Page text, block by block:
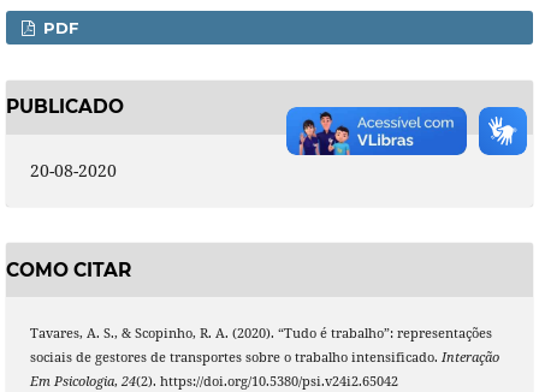
PDF
PUBLICADO
20-08-2020
COMO CITAR
Tavares, A. S., & Scopinho, R. A. (2020). “Tudo é trabalho”: representações
sociais de gestores de transportes sobre o trabalho intensificado. Interação
Em Psicologia, 24(2). https://doi.org/10.5380/psi.v24i2.65042